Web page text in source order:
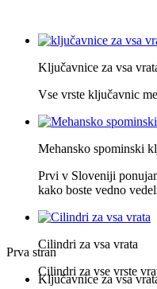
Ključavnice za vsa
Vse vrste ključavnic
Mehansko spominski
Prvi v Sloveniji
kako boste vedno
Cilindri za vsa vrata
Cilindri za vse vrste
Prva stran
Ključavnice za vsa